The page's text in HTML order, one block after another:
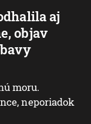
aj
objav
moru.
neporiadok